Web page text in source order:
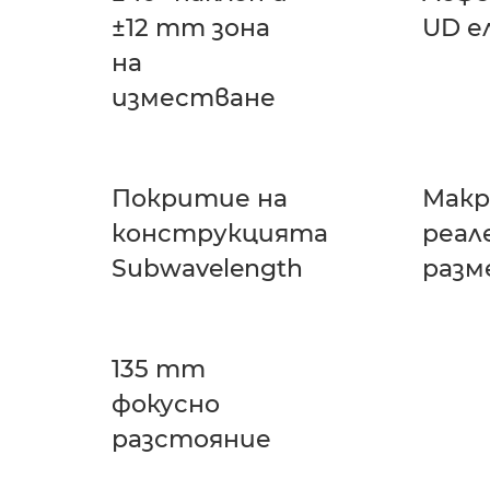
±12 mm зона
на
изместване
UD
Покритие на
конструкцията
Subwavelength
135 mm
фокусно
разстояние